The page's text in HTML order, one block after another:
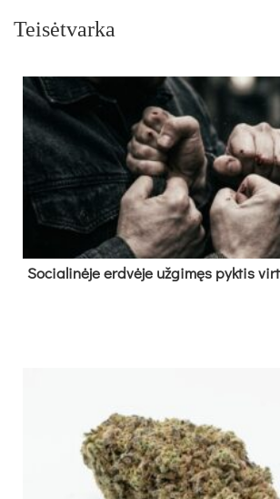
Teisėtvarka
So­cia­li­nė­je erd­vė­je už­gi­męs pyk­tis